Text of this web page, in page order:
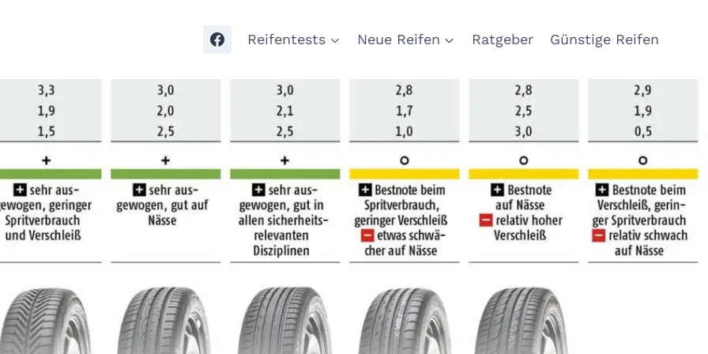
Reifentests Neue Reifen Ratgeber Günstige Reifen